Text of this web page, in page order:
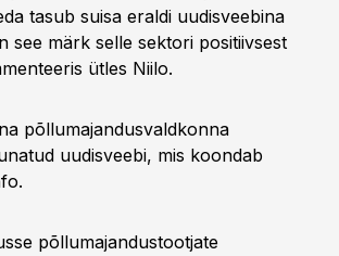
tasub suisa eraldi uudisveebina
see märk selle sektori positiivsest
ütles Niilo.
põllumajandusvaldkonna
uudisveebi, mis koondab
põllumajandustootjate